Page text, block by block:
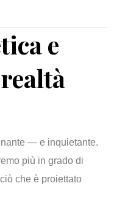
e
— e inquietante.
più in grado di
che è proiettato